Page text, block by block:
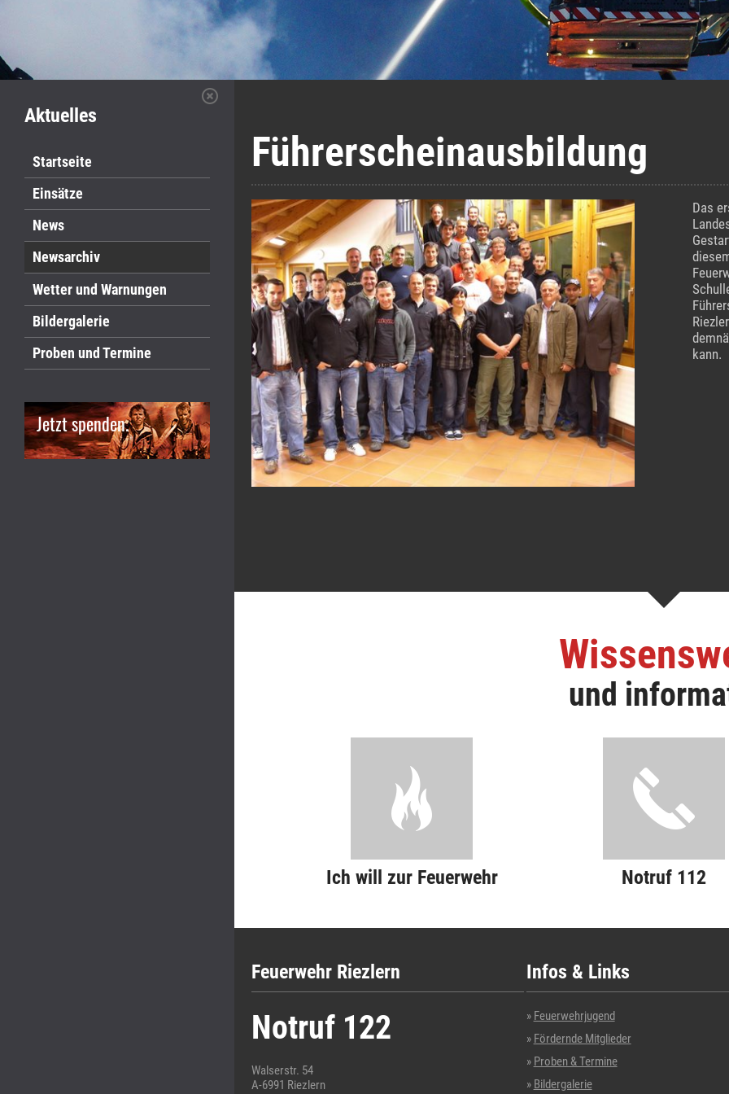
Aktuelles
Startseite
Einsätze
News
Newsarchiv
Wetter und Warnungen
Bildergalerie
Proben und Termine
Jetzt spenden.
Führerscheinausbildung
Das
kann.
und
Ich will zur Feuerwehr Notruf 112
Feuerwehr Riezlern
Notruf 122
Walserstr. 54
A-6991 Riezlern
Infos & Links
Feuerwehrjugend
Fördernde Mitglieder
Proben & Termine
Bildergalerie